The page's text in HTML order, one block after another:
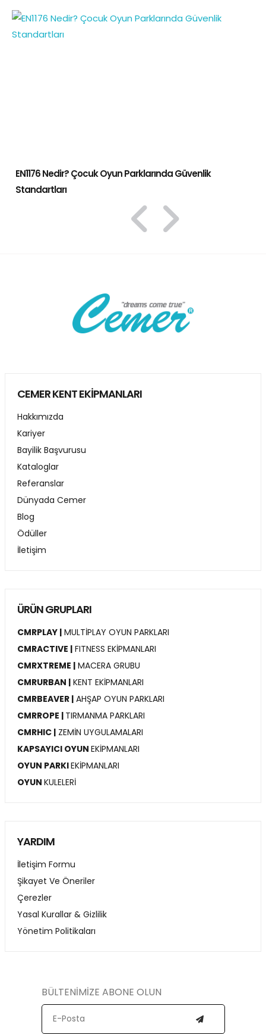
EN1176 Nedir? Çocuk Oyun Parklarında Güvenlik
Standartları
CEMER KENT EKİPMANLARI
Hakkımızda
Kariyer
Bayilik Başvurusu
Kataloglar
Referanslar
Dünyada Cemer
Blog
Ödüller
İletişim
ÜRÜN GRUPLARI
CMRPLAY | MULTİPLAY OYUN PARKLARI
CMRACTIVE | FITNESS EKİPMANLARI
CMRXTREME | MACERA GRUBU
CMRURBAN | KENT EKİPMANLARI
CMRBEAVER | AHŞAP OYUN PARKLARI
CMRROPE | TIRMANMA PARKLARI
CMRHIC | ZEMİN UYGULAMALARI
KAPSAYICI OYUN EKİPMANLARI
OYUN PARKIEKİPMANLARI
OYUN KULELERİ
YARDIM
İletişim Formu
Şikayet Ve Öneriler
Çerezler
Yasal Kurallar & Gizlilik
Yönetim Politikaları
BÜLTENİMİZE ABONE OLUN